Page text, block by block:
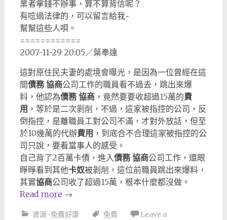
業者拿錢不辦事，算不算背信呢？
有唸過法律的，可以留言給我~
幫幫這些人唄。
============
2007-11-29 20:05／葉奉達
這對原住民夫妻的處境會曝光，是因為一位曾經在這
間債務 協商公司工作的職員看不過去，跳出來爆
料，他認為債務 協商，竟然要要收超過15萬的費
用 ，等於是二次剝削，不過，這家被指控的公司，反
倒指控，是離職員工對公司不滿，才對外放話，但至
於10幾萬的代辦費用 ，到底合不合理這家被指控的公
司只說，要看當事人的感受。
自己背了2百萬卡債，進入債務 協商公司工作，還眼
睜睜看到其他卡奴被剝削，這位前職員跳出來爆料，
其實協商公司收了超過15萬，根本什麼都沒做。
Read more →
資源-免費好康 免費
Leave a